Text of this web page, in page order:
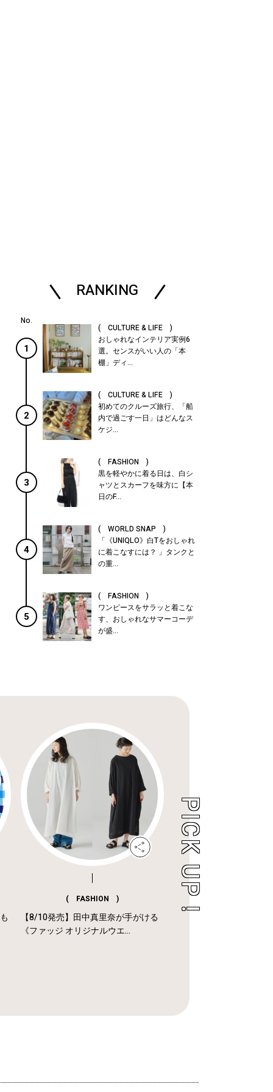
RANKING
1
( CULTURE & LIFE )
おしゃれなインテリア実例6
選。センスがいい人の「本
棚」ディ...
2
( CULTURE & LIFE )
初めてのクルーズ旅行、「船
内で過ごす一日」はどんなス
ケジ...
3
( FASHION )
黒を軽やかに着る日は、白シ
ャツとスカーフを味方に【本
日のF...
4
( WORLD SNAP )
「《UNIQLO》白Tをおしゃれ
に着こなすには？ 」タンクと
の重...
5
( FASHION )
ワンピースをサラッと着こな
す、おしゃれなサマーコーデ
が盛...
( FASHION )
【8/10発売】田中真里奈が手がける
《ファッジ オリジナルウエ...